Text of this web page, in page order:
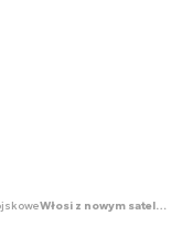
Włosi z nowym satelitą na orbicie. Skorzysta Wojsko Polskie